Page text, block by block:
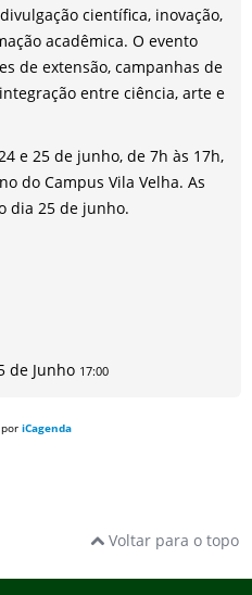
científica, inovação,
acadêmica. O evento
de extensão, campanhas de
entre ciência, arte e
e 25 de junho, de 7h às 17h,
do Campus Vila Velha. As
dia 25 de junho.
de Junho 17:00
iCagenda
Voltar para o topo